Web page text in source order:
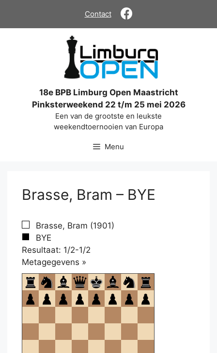
de
Contact
18e BPB Limburg Open Maastricht
Pinksterweekend 22 t/m 25 mei 2026
Een van de grootste en leukste
weekendtoernooien van Europa
Menu
Brasse, Bram – BYE
Brasse, Bram (1901)
BYE
Resultaat: 1/2-1/2
Metagegevens »
om
te
openen.